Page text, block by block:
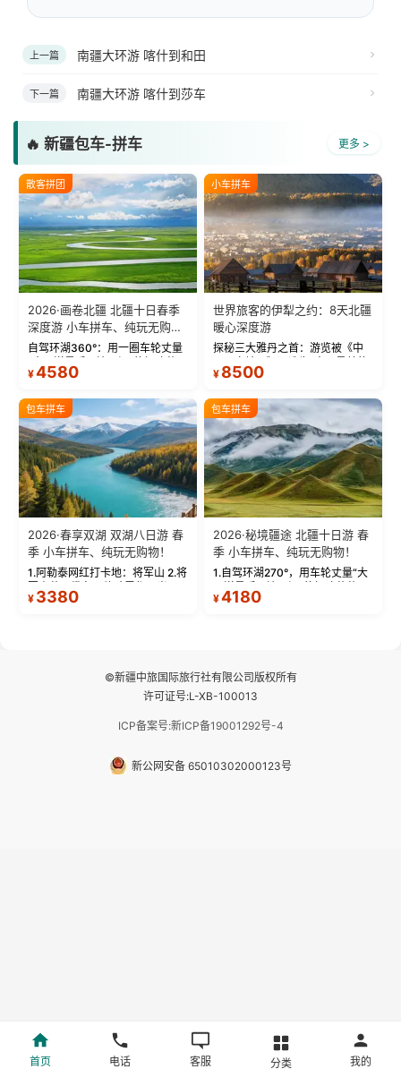
上一篇 南疆大环游 喀什到和田
下一篇 南疆大环游 喀什到莎车
🔥 新疆包车-拼车 更多 >
散客拼团
2026·画卷北疆 北疆十日春季
深度游 小车拼车、纯玩无购
物！
自驾环湖360°：用一圈车轮丈量
“大西洋最后一滴眼泪”的极致蔚
蓝。 赛湖旅拍：甄选多款风格服
绝美瞬间。 赛湖坦克300跟车视
频：专业摄影师...
¥4580
小车拼车
世界旅客的伊犁之约：8天北疆
暖心深度游
探秘三大雅丹之首：游览被《中
国国家地理》评选为“中国最美的
三大雅丹”第一名的克拉玛依魔鬼
瓦人最大村落——禾木村，欣赏
晨雾与小木...
¥ 8500
包车拼车
2026·春享双湖 双湖八日游 春
季 小车拼车、纯玩无购物！
1.阿勒泰网红打卡地：将军山 2.将
军山落日缆车，体验雪都风光 3.
将军山，夕阳派对，蹦迪party 4.
¥ 3380
包车拼车
2026·秘境疆途 北疆十日游 春
季 小车拼车、纯玩无购物！
1.自驾环湖270°，用车轮丈量“大
西洋最后一滴眼泪”的极致蔚蓝，
让雪山、花海与深邃湖水在转弯
¥4180
©新疆中旅国际旅行社有限公司版权所有
许可证号:L-XB-100013
ICP备案号:新ICP备19001292号-4
新公网安备 65010302000123号
首页 电话 客服 分类 我的